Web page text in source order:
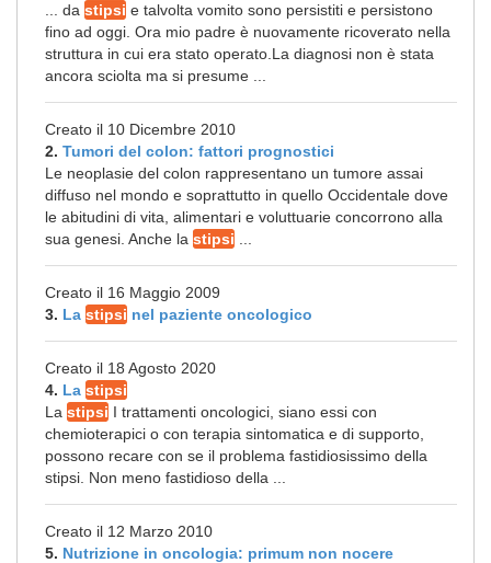
... da stipsi e talvolta vomito sono persistiti e persistono
fino ad oggi. Ora mio padre è nuovamente ricoverato nella
struttura in cui era stato operato.La diagnosi non è stata
ancora sciolta ma si presume ...
Creato il 10 Dicembre 2010
2. Tumori del colon: fattori prognostici
Le neoplasie del colon rappresentano un tumore assai
diffuso nel mondo e soprattutto in quello Occidentale dove
le abitudini di vita, alimentari e voluttuarie concorrono alla
sua genesi. Anche la stipsi
Creato il 16 Maggio 2009
3. La stipsi nel paziente oncologico
Creato il 18 Agosto 2020
4. La stipsi
La stipsi I trattamenti oncologici, siano essi con
chemioterapici o con terapia sintomatica e di supporto,
possono recare con se il problema fastidiosissimo della
stipsi. Non meno fastidioso della ...
Creato il 12 Marzo 2010
5. Nutrizione in oncologia: primum non nocere